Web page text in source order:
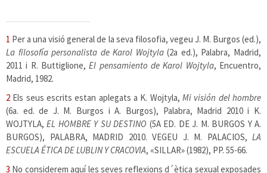
1 Per a una visió general de la seva filosofia, vegeu J. M. Burgos (ed.),
La filosofía personalista de Karol Wojtyla(2a ed.), Palabra, Madrid,
2011 i R. Buttiglione,El pensamiento de Karol Wojtyla, Encuentro,
Madrid, 1982.
2 Els seus escrits estan aplegats a K. Wojtyla, Mi visión del hombre
(6a. ed. de J. M. Burgos i A. Burgos), Palabra, Madrid 2010 i K.
WOJTYLA,EL HOMBRE Y SU DESTINO (5A ED. DE J. M. BURGOS Y A.
BURGOS), PALABRA, MADRID 2010. VEGEU J. M. PALACIOS, LA
ESCUELA ÉTICA DE LUBLIN Y CRACOVIA, «SILLAR» (1982), PP. 55-66.
3 No considerem aquí les seves reflexions d´ètica sexual exposades